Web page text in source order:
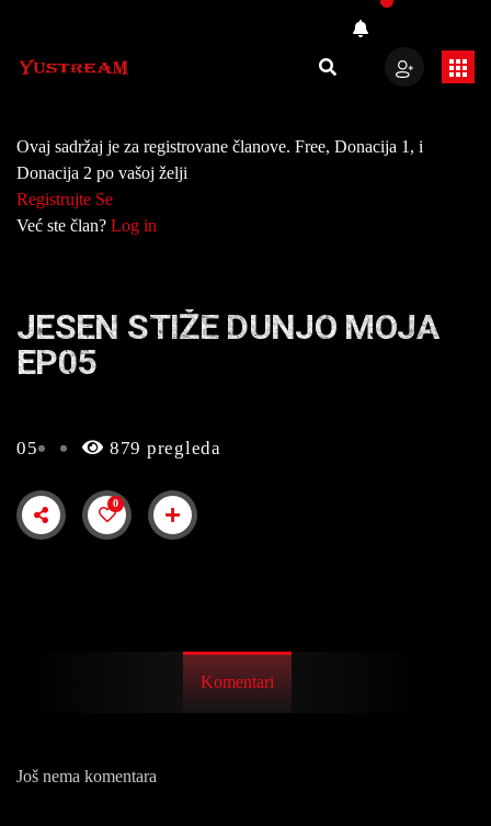
Ovaj sadržaj je za registrovane članove. Free, Donacija 1, i
Donacija 2 po vašoj želji
Registrujte Se
Već ste član? Log in
JESEN STIŽE DUNJO MOJA
EP05
05 879 pregleda
0
Komentari
Još nema komentara